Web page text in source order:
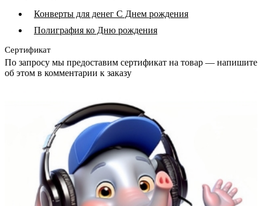
Конверты для денег С Днем рождения
Полиграфия ко Дню рождения
Сертификат
По запросу мы предоставим сертификат на товар — напишите
об этом в комментарии к заказу